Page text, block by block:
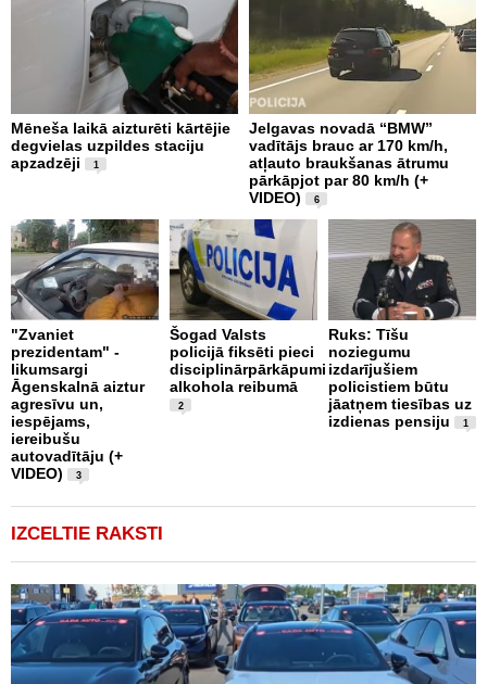
Mēneša laikā aizturēti kārtējie
degvielas uzpildes staciju
apzadzēji
1
Jelgavas novadā “BMW”
vadītājs brauc ar 170 km/h,
atļauto braukšanas ātrumu
pārkāpjot par 80 km/h (+
VIDEO)
6
"Zvaniet
prezidentam" -
likumsargi
Āgenskalnā aiztur
agresīvu un,
iespējams,
iereibušu
autovadītāju (+
VIDEO)
3
Šogad Valsts
policijā fiksēti pieci
disciplinārpārkāpumi
alkohola reibumā
2
Ruks: Tīšu
noziegumu
izdarījušiem
policistiem būtu
jāatņem tiesības uz
izdienas pensiju
1
IZCELTIE RAKSTI